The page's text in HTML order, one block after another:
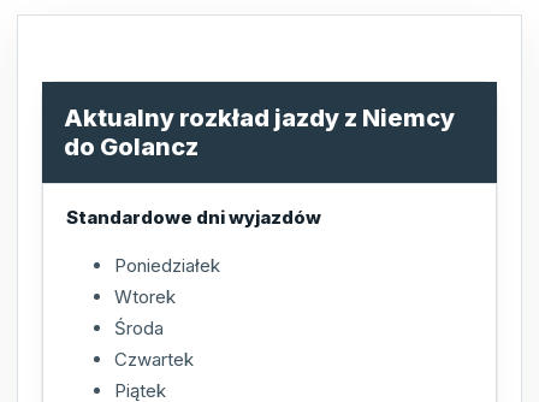
Aktualny rozkład jazdy z Niemcy
do Golancz
Standardowe dni wyjazdów
Poniedziałek
Wtorek
Środa
Czwartek
Piątek